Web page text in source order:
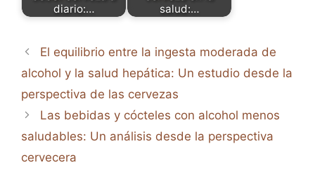
diario:…
salud:…
El equilibrio entre la ingesta moderada de
alcohol y la salud hepática: Un estudio desde la
perspectiva de las cervezas
Las bebidas y cócteles con alcohol menos
saludables: Un análisis desde la perspectiva
cervecera